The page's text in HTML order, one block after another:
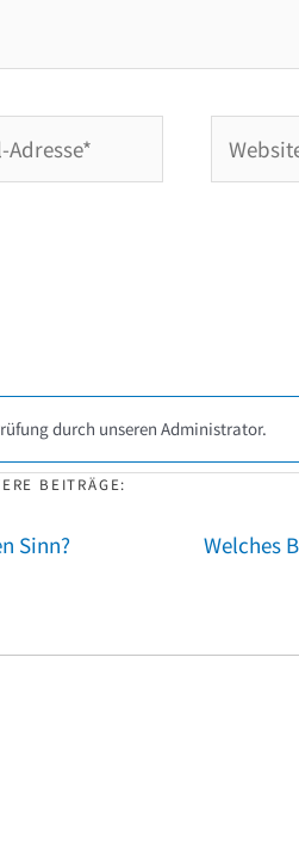
durch unseren Administrator.
BEITRÄGE:
Sinn?
Welches